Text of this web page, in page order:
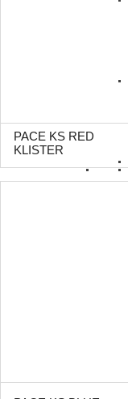
PACE KS RED
KLISTER